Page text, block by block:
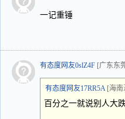
一记重锤
有态度网友0slZ4F [广东东
有态度网友17RR5A [海南
百分之一就说别人大